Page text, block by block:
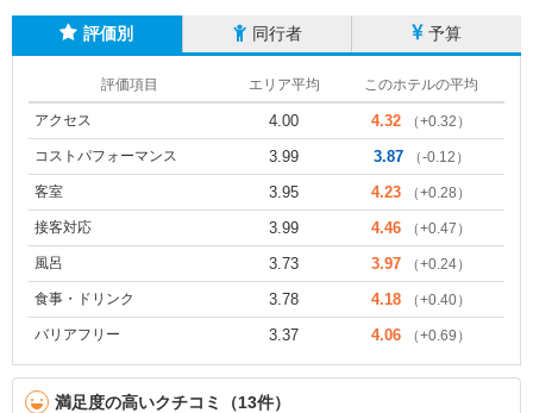
評価別 同行者 予算
評価項目 エリア平均 このホテルの平均
アクセス 4.00 4.32 （+0.32）
コストパフォーマンス 3.99 3.87 （-0.12）
客室 3.95 4.23 （+0.28）
接客対応 3.99 4.46 （+0.47）
風呂 3.73 3.97 （+0.24）
食事・ドリンク 3.78 4.18 （+0.40）
バリアフリー 3.37 4.06 （+0.69）
満足度の高いクチコミ（13件）